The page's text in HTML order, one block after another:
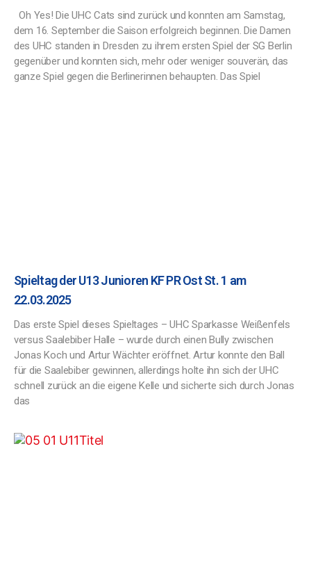
Oh Yes! Die UHC Cats sind zurück und konnten am Samstag,
dem 16. September die Saison erfolgreich beginnen. Die Damen
des UHC standen in Dresden zu ihrem ersten Spiel der SG Berlin
gegenüber und konnten sich, mehr oder weniger souverän, das
ganze Spiel gegen die Berlinerinnen behaupten. Das Spiel
Spieltag der U13 Junioren KF PR Ost St. 1 am
22.03.2025
Das erste Spiel dieses Spieltages – UHC Sparkasse Weißenfels
versus Saalebiber Halle – wurde durch einen Bully zwischen
Jonas Koch und Artur Wächter eröffnet. Artur konnte den Ball
für die Saalebiber gewinnen, allerdings holte ihn sich der UHC
schnell zurück an die eigene Kelle und sicherte sich durch Jonas
das